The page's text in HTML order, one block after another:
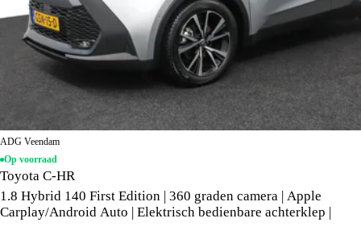
ADG Veendam
Op voorraad
Toyota C-HR
1.8 Hybrid 140 First Edition | 360 graden camera | Apple
Carplay/Android Auto | Elektrisch bedienbare achterklep |